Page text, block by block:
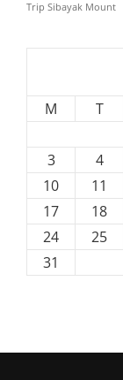
Trip Sibayak Mount
M
T
3
4
10
11
17
18
24
25
31